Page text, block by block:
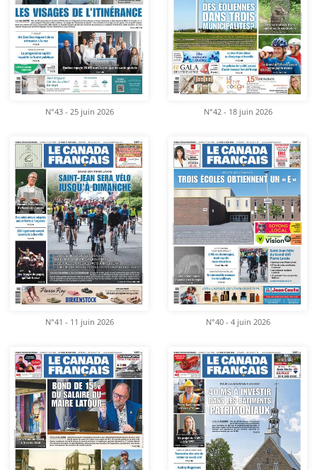
N°43 - 25 juin 2026 N°42 - 18 juin 2026
N°41 - 11 juin 2026 N°40 - 4 juin 2026